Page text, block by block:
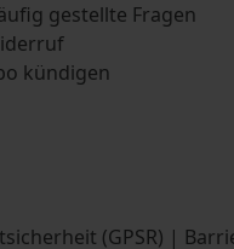
gestellte Fragen
kündigen
(GPSR) |